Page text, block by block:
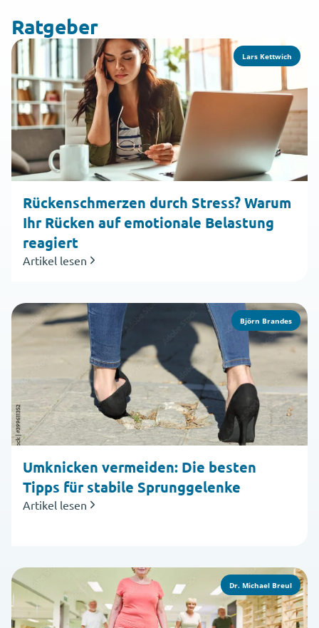
Ratgeber
Lars Kettwich
Rückenschmerzen durch Stress? Warum
Ihr Rücken auf emotionale Belastung
reagiert
Artikel lesen
Björn Brandes
Umknicken vermeiden: Die besten
Tipps für stabile Sprunggelenke
Artikel lesen
Dr. Michael Breul